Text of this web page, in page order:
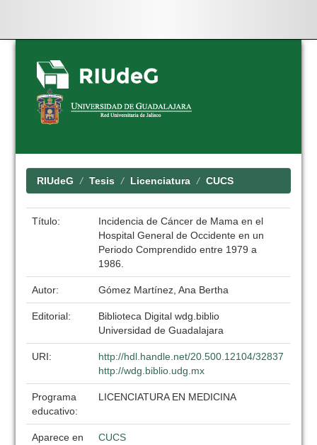
Skip
navigation
RIUdeG Tesis Licenciatura CUCS
Título:
Incidencia de Cáncer de Mama en el
Hospital General de Occidente en un
Periodo Comprendido entre 1979 a
1986.
Autor: Gómez Martínez, Ana Bertha
Editorial:
Biblioteca Digital wdg.biblio
Universidad de Guadalajara
URI:
http://hdl.handle.net/20.500.12104/32837
http://wdg.biblio.udg.mx
Programa
educativo:
LICENCIATURA EN MEDICINA
Aparece en
CUCS